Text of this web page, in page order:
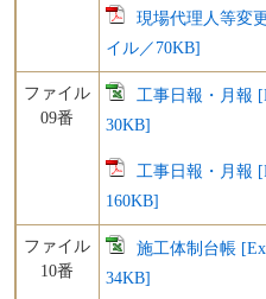
現場代理人等変
イル／70KB]
ファイル
09番
工事日報・月報
30KB]
工事日報・月報
160KB]
ファイル
10番
施工体制台帳
34KB]